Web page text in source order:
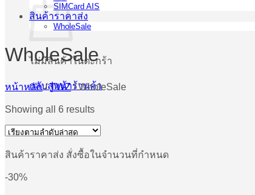
ไม่มีสินค้าในตะกร้า
กลับสู่หน้าร้านค้า
SIMCard AIS
สินค้าราคาส่ง
WholeSale
WholeSale
หน้าหลัก / TWZ /WholeSale
Showing all 6 resultsSorted
latest
สินค้าราคาส่ง สั่งซื้อในจำนวนที่กำหนด
-30%